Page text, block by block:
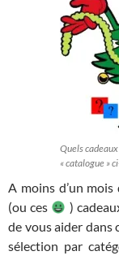
Quels
« catalogue »
A moins d’un
(ou ces
)
de vous aider dans
sélection par